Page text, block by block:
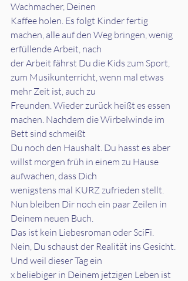
Wachmacher, Deinen
Kaffee holen. Es folgt Kinder fertig
machen, alle auf den Weg bringen, wenig
erfüllende Arbeit, nach
der Arbeit fährst Du die Kids zum Sport,
zum Musikunterricht, wenn mal etwas
mehr Zeit ist, auch zu
Freunden. Wieder zurück heißt es essen
machen. Nachdem die Wirbelwinde im
Bett sind schmeißt
Du noch den Haushalt. Du hasst es aber
willst morgen früh in einem zu Hause
aufwachen, dass Dich
wenigstens mal KURZ zufrieden stellt.
Nun bleiben Dir noch ein paar Zeilen in
Deinem neuen Buch.
Das ist kein Liebesroman oder SciFi.
Nein, Du schaust der Realität ins Gesicht.
Und weil dieser Tag ein
x beliebiger in Deinem jetzigen Leben ist